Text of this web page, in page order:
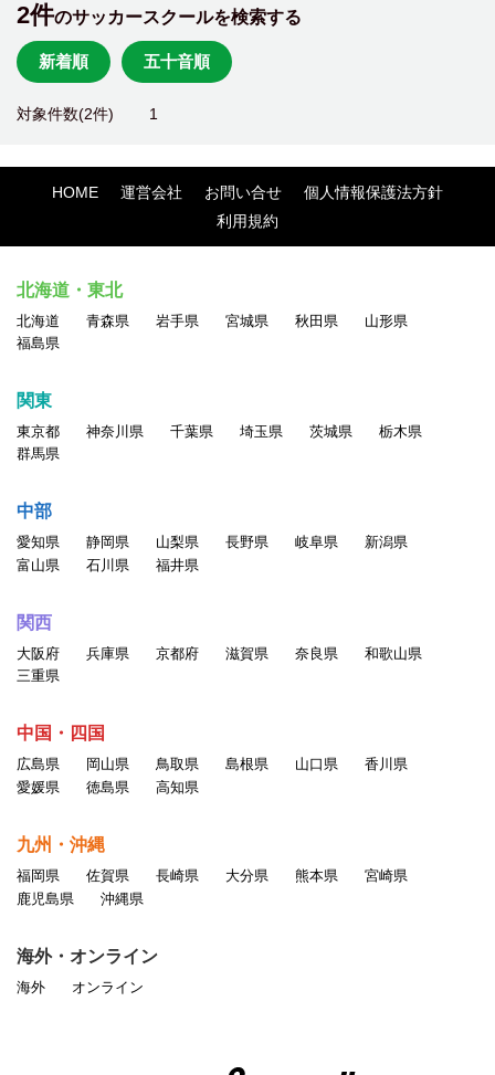
2件のサッカースクールを検索する
新着順 五十音順
対象件数(2件) 1
HOME 運営会社 お問い合せ
個人情報保護法方針
利用規約
北海道・東北
北海道 青森県 岩手県 宮城県 秋田県
山形県
福島県
関東
東京都 神奈川県 千葉県 埼玉県 茨城県
栃木県
群馬県
中部
愛知県 静岡県 山梨県 長野県 岐阜県
新潟県
富山県
石川県 福井県
関西
大阪府 兵庫県 京都府 滋賀県 奈良県
和歌山県
三重県
中国・四国
広島県 岡山県 鳥取県 島根県 山口県
香川県
愛媛県
徳島県 高知県
九州・沖縄
福岡県 佐賀県 長崎県 大分県 熊本県
宮崎県
鹿児島県
沖縄県
海外・オンライン
海外 オンライン